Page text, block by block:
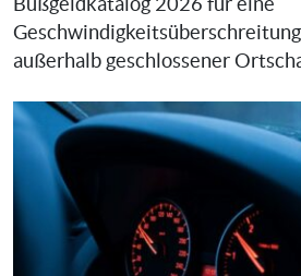
Bußgeldkatalog 2026 für eine
außerhalb geschlossener